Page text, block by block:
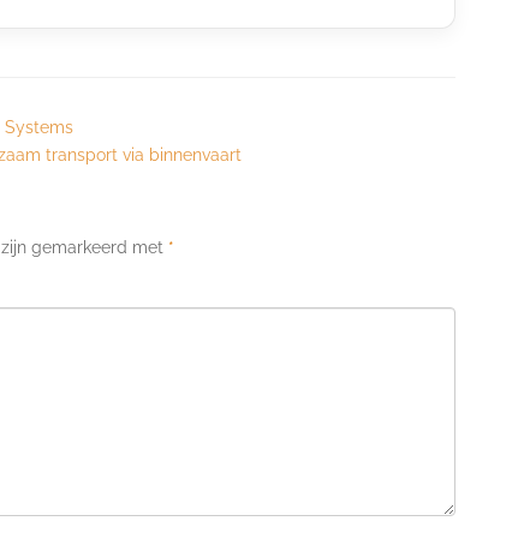
Systems
transport via binnenvaart
gemarkeerd met *